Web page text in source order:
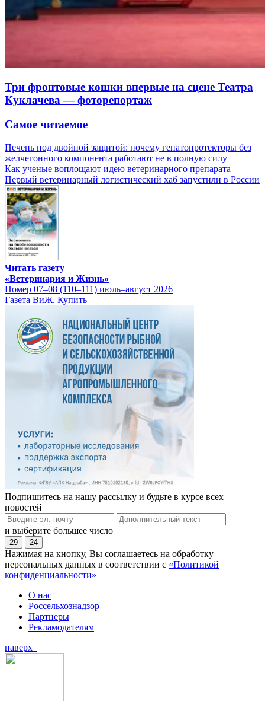
Три фронтовые кошки впервые на сцене Театра
Куклачева — фоторепортаж
Самое читаемое
Печень под двойной защитой: почему гепатопротекторы без
желчегонного компонента работают не в полную силу
Как ученые воплощают идею ветеринарного препарата
Первый ветеринарный логистический хаб запустили в России
Читать газету
«Ветеринария и Жизнь»
Номер 07–08 (110–111) июль–август 2026
Газета ВиЖ. Купить
Подпишитесь на нашу рассылку и будьте в курсе всех
новостей
и выберите большее число
29 24
Нажимая на кнопку, Вы соглашаетесь на обработку
персональных данных в соответствии с «Политикой
конфиденциальности»
О нас
Россельхознадзор
Партнеры
Рекламодателям
наверх